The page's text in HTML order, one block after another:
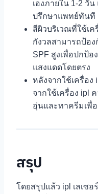
เองภายใน 1-2 วั
ปรึกษาแพทย์ทันที
สีผิวบริเวณที่ใช้เค
กังวลสามารถป้อ
SPF สูงเพื่อปกป้อ
แสงแดดโดยตรง
หลังจากใช้เครื่อง
จากใช้เครื่อง ipl
อุ่นและทาครีมเพื่
สรุป
โดยสรุปแล้ว ipl เลเซ